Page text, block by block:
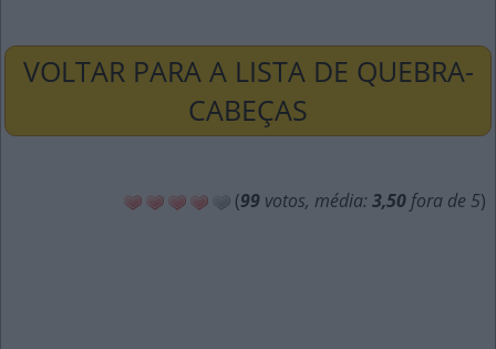
VOLTAR PARA A LISTA DE QUEBRA-
CABEÇAS
(99 votos, média: 3,50 fora de 5)